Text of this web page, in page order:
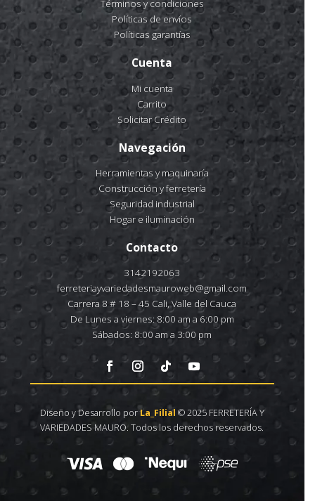
Términos y condiciones
Políticas de envíos
Políticas garantías
Cuenta
Mi cuenta
Carrito
Solicitar Crédito
Navegación
Herramientas y maquinaría
Construcción y ferretería
Seguridad industrial
Hogar e iluminación
Contacto
3142192063
ferreteriayvariedadesmauroweb@gmail.com
Carrera 8 # 18 – 45 Cali, Valle del Cauca
De Lunes a viernes: 8:00 am a 6:00 pm
Sábados: 8:00 am a 3:00 pm
Diseño y Desarrollo porLa_Filial © 2025 FERRETERÍA Y
VARIEDADES MAURO. Todos los derechos reservados.